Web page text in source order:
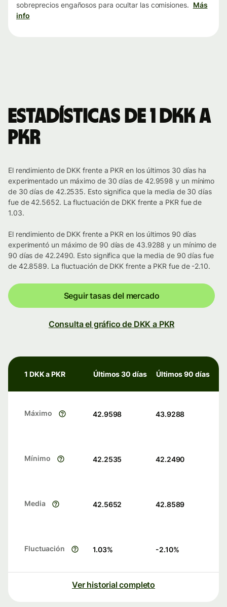
sobreprecios engañosos para ocultar las comisiones. Más
info
Estadísticas de 1 DKK a
PKR
El rendimiento de DKK frente a PKR en los últimos 30 días ha
experimentado un máximo de 30 días de 42.9598 y un mínimo
de 30 días de 42.2535. Esto significa que la media de 30 días
fue de 42.5652. La fluctuación de DKK frente a PKR fue de
1.03.
El rendimiento de DKK frente a PKR en los últimos 90 días
experimentó un máximo de 90 días de 43.9288 y un mínimo de
90 días de 42.2490. Esto significa que la media de 90 días fue
de 42.8589. La fluctuación de DKK frente a PKR fue de -2.10.
Seguir tasas del mercado
Consulta el gráfico de DKK a PKR
1 DKK a PKR Últimos 30 días Últimos 90 días
Máximo 42.9598 43.9288
Mínimo 42.2535 42.2490
Media 42.5652 42.8589
Fluctuación 1.03% -2.10%
Ver historial completo